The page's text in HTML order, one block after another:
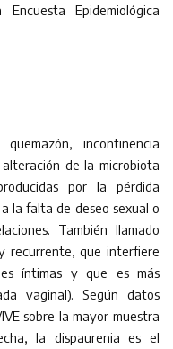
Epidemiológica
incontinencia
de la microbiota
por la pérdida
la falta de deseo sexual o
También llamado
recurrente, que interfiere
íntimas y que es más
vaginal). Según datos
sobre la mayor muestra
la dispaurenia es el